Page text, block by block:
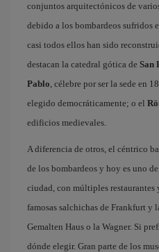
conjuntos arquitectónicos de
debido a los bombardeos sufridos
casi todos ellos han sido
destacan la catedral gótica de San
Pablo, célebre por ser la sede en
elegido democráticamente; o el
edificios medievales.
A diferencia de otros, el céntrico
de los bombardeos y hoy es uno
ciudad, con múltiples restaurantes
famosas salchichas de Frankfurt y
Gemalten Haus o la Wagner. Si
dónde elegir. Gran parte de los